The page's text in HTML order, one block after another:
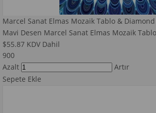
Marcel Sanat Elmas Mozaik Tablo &
Mavi Desen Marcel Sanat Elmas Mozaik
$55.87 KDV Dahil
900
Azalt
Artır
Sepete Ekle